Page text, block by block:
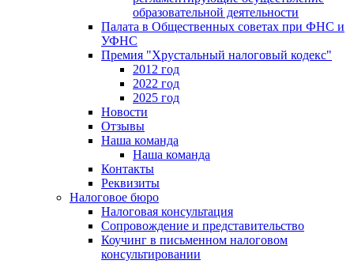
образовательной деятельности
Палата в Общественных советах при ФНС и
УФНС
Премия "Хрустальный налоговый кодекс"
2012 год
2022 год
2025 год
Новости
Отзывы
Наша команда
Наша команда
Контакты
Реквизиты
Налоговое бюро
Налоговая консультация
Cопровождение и представительство
Коучинг в письменном налоговом
консультировании